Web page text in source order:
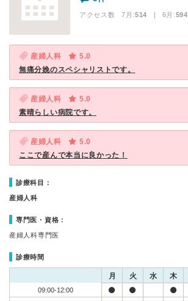
アクセス数 7月:514 | 6月:594
産婦人科
5.0
無痛分娩のスペシャリストです。
産婦人科
5.0
素晴らしい病院です。
産婦人科
5.0
ここで産んで本当に良かった！
診療科目：
産婦人科
専門医・資格：
産婦人科専門医
診療時間
月 火 水 木
09:00-12:00